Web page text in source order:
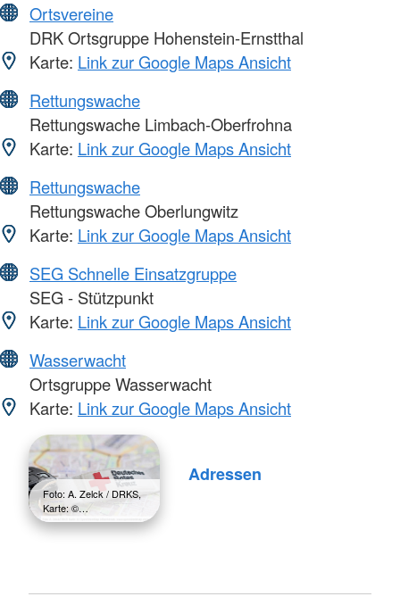
Ortsvereine
DRK Ortsgruppe Hohenstein-Ernstthal
Karte: Link zur Google Maps Ansicht
Rettungswache
Rettungswache Limbach-Oberfrohna
Karte: Link zur Google Maps Ansicht
Rettungswache
Rettungswache Oberlungwitz
Karte: Link zur Google Maps Ansicht
SEG Schnelle Einsatzgruppe
SEG - Stützpunkt
Karte: Link zur Google Maps Ansicht
Wasserwacht
Ortsgruppe Wasserwacht
Karte: Link zur Google Maps Ansicht
Foto: A. Zelck / DRKS,
Karte: ©…
Adressen